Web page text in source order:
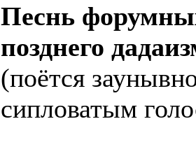
Песнь
позднего
(поётся
сипловатым